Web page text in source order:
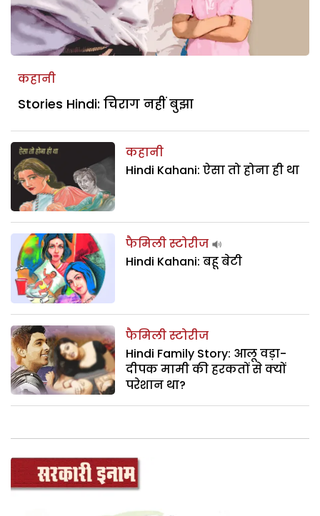
कहानी
Stories Hindi: चिराग नहीं बुझा
कहानी
Hindi Kahani: ऐसा तो होना ही था
फैमिली स्टोरीज
Hindi Kahani: बहू बेटी
फैमिली स्टोरीज
Hindi Family Story: आलू वड़ा-
दीपक मामी की हरकतों से क्यों
परेशान था?